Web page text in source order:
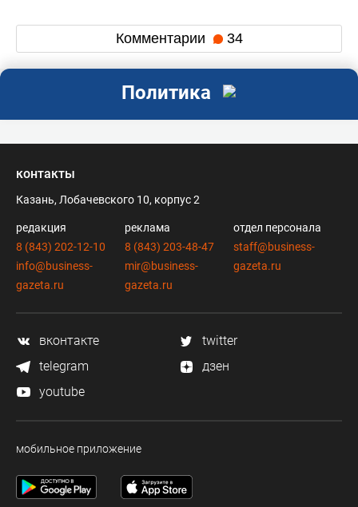
Комментарии 34
Политика
контакты
Казань, Лобачевского 10, корпус 2
редакция
8 (843) 202-12-10
info@business-
gazeta.ru
реклама
8 (843) 203-48-47
mir@business-
gazeta.ru
отдел персонала
staff@business-
gazeta.ru
вконтакте
twitter
telegram
дзен
youtube
мобильное приложение